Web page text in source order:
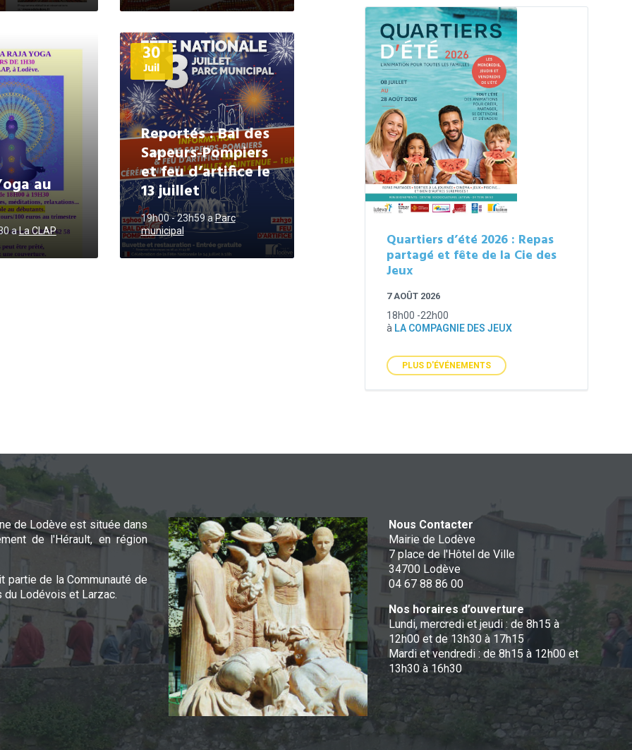
au
aLa CLAP
30
Juil
Reportés : Bal des
Sapeurs-Pompiers
et feu d’artifice le
13 juillet
19h00 - 23h59aParc
municipal
Plus
d'informations
Quartiers d’été 2026 : Repas
partagé et fête de la Cie des
Jeux
7 AOÛT 2026
18h00 -22h00
à LA COMPAGNIE DES JEUX
PLUS D'ÉVÉNEMENTS
de Lodève est située dans
de l'Hérault, en région
partie de la Communauté de
du Lodévois et Larzac.
Nous Contacter
Mairie de Lodève
7 place de l'Hôtel de Ville
34700 Lodève
04 67 88 86 00
Nos horaires d’ouverture
Lundi, mercredi et jeudi : de 8h15 à
12h00 et de 13h30 à 17h15
Mardi et vendredi : de 8h15 à 12h00 et
13h30 à 16h30